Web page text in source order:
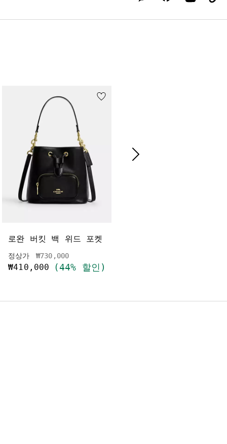
로완 버킷 백 위드 포켓
정상가 가격 인하 전
₩730,000인하됨
₩410,000 (44% 할인)